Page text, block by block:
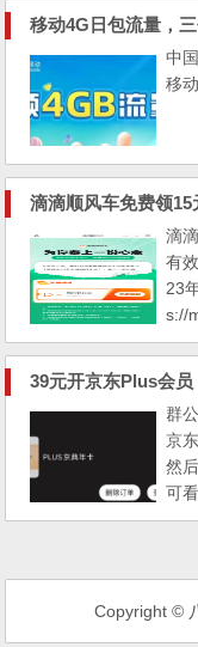
限
返
加v
度
中
移
滴滴顺风车免费领
滴
有
23
s://
39元开京东Plus会
群
京
然
可
精
过
中
面
面
Copyright ©